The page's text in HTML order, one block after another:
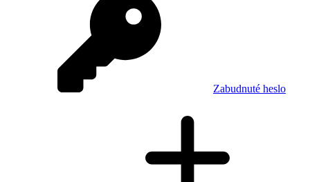
Zabudnuté heslo